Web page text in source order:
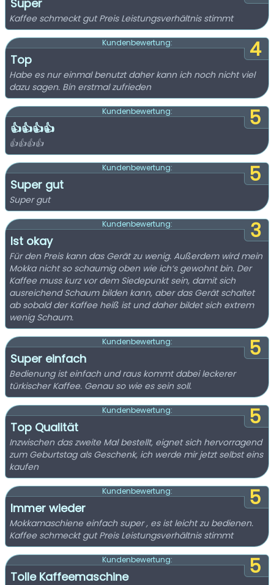
Super
Kaffee schmeckt gut Preis Leistungsverhältnis stimmt
4
Kundenbewertung:
Top
Habe es nur einmal benutzt daher kann ich noch nicht viel
dazu sagen. Bin erstmal zufrieden
5
Kundenbewertung:
👍👍👍👍
👍👍👍👍
5
Kundenbewertung:
Super gut
Super gut
3
Kundenbewertung:
Ist okay
Für den Preis kann das Gerät zu wenig. Außerdem wird mein
Mokka nicht so schaumig oben wie ich‘s gewohnt bin. Der
Kaffee muss kurz vor dem Siedepunkt sein, damit sich
ausreichend Schaum bilden kann, aber das Gerät schaltet
ab sobald der Kaffee heiß ist und daher bildet sich extrem
wenig Schaum.
5
Kundenbewertung:
Super einfach
Bedienung ist einfach und raus kommt dabei leckerer
türkischer Kaffee. Genau so wie es sein soll.
5
Kundenbewertung:
Top Qualität
Inzwischen das zweite Mal bestellt, eignet sich hervorragend
zum Geburtstag als Geschenk, ich werde mir jetzt selbst eins
kaufen
5
Kundenbewertung:
Immer wieder
Mokkamaschiene einfach super , es ist leicht zu bedienen.
Kaffee schmeckt gut Preis Leistungsverhältnis stimmt
5
Kundenbewertung:
Tolle Kaffeemaschine